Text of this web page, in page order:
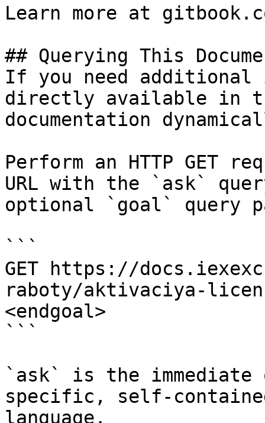
Learn more at
## Querying This
If you need
directly available in
documentation
Perform an HTTP GET
URL with the `ask`
optional `goal` query
```
GET https://
raboty/aktivaciya-
<endgoal>
```
`ask` is the
specific, self-
language.